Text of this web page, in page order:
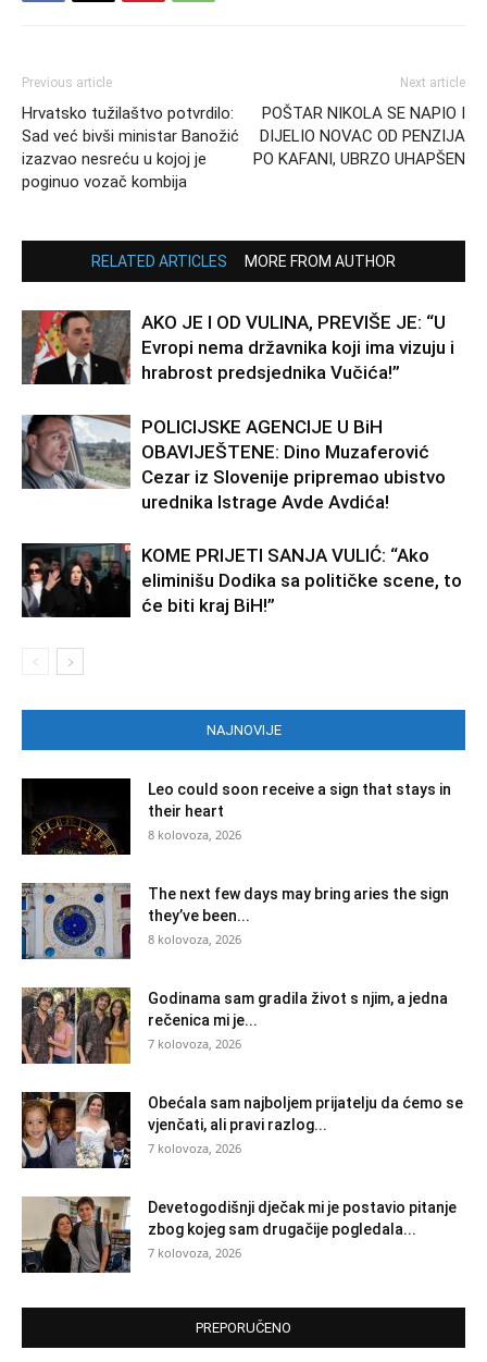
Previous article
Hrvatsko tužilaštvo potvrdilo:
Sad već bivši ministar Banožić
izazvao nesreću u kojoj je
poginuo vozač kombija
Next article
POŠTAR NIKOLA SE NAPIO I
DIJELIO NOVAC OD PENZIJA
PO KAFANI, UBRZO UHAPŠEN
RELATED ARTICLES MORE FROM AUTHOR
AKO JE I OD VULINA, PREVIŠE JE: “U
Evropi nema državnika koji ima vizuju i
hrabrost predsjednika Vučića!”
POLICIJSKE AGENCIJE U BiH
OBAVIJEŠTENE: Dino Muzaferović
Cezar iz Slovenije pripremao ubistvo
urednika Istrage Avde Avdića!
KOME PRIJETI SANJA VULIĆ: “Ako
eliminišu Dodika sa političke scene, to
će biti kraj BiH!”
NAJNOVIJE
Leo could soon receive a sign that stays in
their heart
8 kolovoza, 2026
The next few days may bring aries the sign
they’ve been...
8 kolovoza, 2026
Godinama sam gradila život s njim, a jedna
rečenica mi je...
7 kolovoza, 2026
Obećala sam najboljem prijatelju da ćemo se
vjenčati, ali pravi razlog...
7 kolovoza, 2026
Devetogodišnji dječak mi je postavio pitanje
zbog kojeg sam drugačije pogledala...
7 kolovoza, 2026
PREPORUČENO